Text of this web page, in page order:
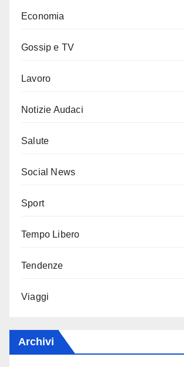
Economia
Gossip e TV
Lavoro
Notizie Audaci
Salute
Social News
Sport
Tempo Libero
Tendenze
Viaggi
Archivi